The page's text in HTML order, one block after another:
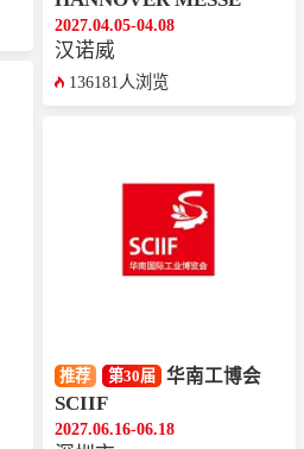
2027.04.05-04.08
汉诺威
136181人浏览
推荐 第30届 华南工博会
SCIIF
2027.06.16-06.18